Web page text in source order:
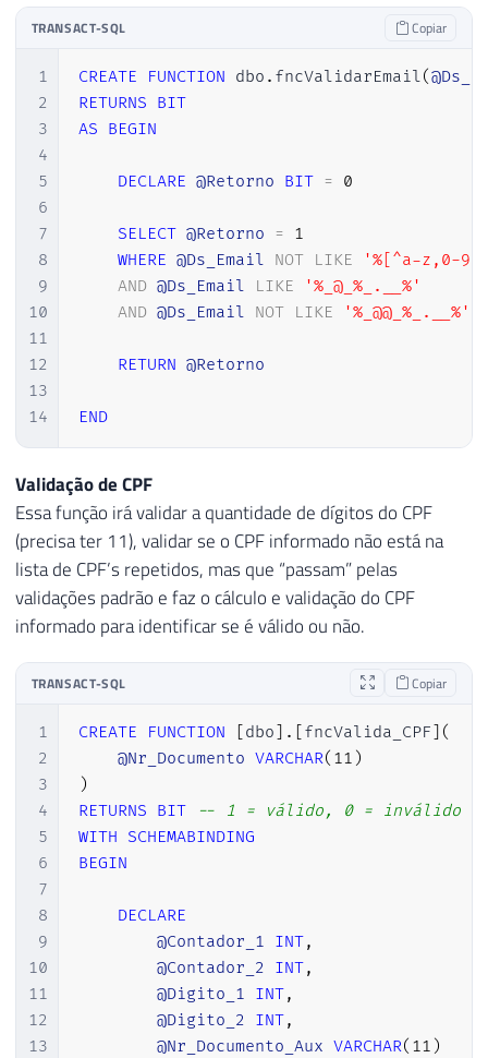
27
28
RETURN
TRANSACT-SQL Copiar
1
2
3
4
5
6
7
8
9
10
11
12
13
14
CREATE FUNCTION dbo . fncValidarEmail(
RETURNS BIT
AS BEGIN
DECLARE @Retorno BIT = 0
SELECT @Retorno = 1
WHERE @Ds_Email NOT LIKE
'%[^a-z,0-
AND @Ds_Email LIKE
'%_@_%_.__%'
AND @Ds_Email NOT LIKE '%_@@_%_.__%'
RETURN @Retorno
END
Validação de CPF
Essa função irá validar a quantidade de dígitos do CPF
(precisa ter 11), validar se o CPF informado não está na
lista de CPF’s repetidos, mas que “passam” pelas
validações padrão e faz o cálculo e validação do CPF
informado para identificar se é válido ou não.
TRANSACT-SQL Copiar
1
2
3
4
5
6
7
8
9
10
11
12
13
CREATE FUNCTION dbo . fncValida_CPF
(
@Nr_Documento VARCHAR( 11 )
)
RETURNS BIT
-- 1 = válido, 0 = inválido
WITH SCHEMABINDING
BEGIN
DECLARE
@Contador_1 INT,
@Contador_2 INT,
@Digito_1 INT,
@Digito_2 INT,
@Nr_Documento_Aux VARCHAR( 11 )